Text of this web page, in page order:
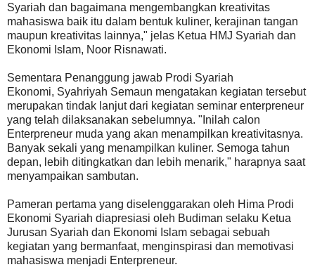
Syariah dan bagaimana mengembangkan kreativitas
mahasiswa baik itu dalam bentuk kuliner, kerajinan tangan
maupun kreativitas lainnya," jelas Ketua HMJ Syariah dan
Ekonomi Islam, Noor Risnawati.
Sementara Penanggung jawab Prodi Syariah
Ekonomi, Syahriyah Semaun mengatakan kegiatan tersebut
merupakan tindak lanjut dari kegiatan seminar enterpreneur
yang telah dilaksanakan sebelumnya. "Inilah calon
Enterpreneur muda yang akan menampilkan kreativitasnya.
Banyak sekali yang menampilkan kuliner. Semoga tahun
depan, lebih ditingkatkan dan lebih menarik," harapnya saat
menyampaikan sambutan.
Pameran pertama yang diselenggarakan oleh Hima Prodi
Ekonomi Syariah diapresiasi oleh Budiman selaku Ketua
Jurusan Syariah dan Ekonomi Islam sebagai sebuah
kegiatan yang bermanfaat, menginspirasi dan memotivasi
mahasiswa menjadi Enterpreneur.